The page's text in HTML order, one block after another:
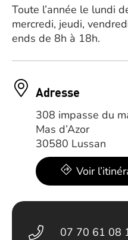
Toute l’année le lundi
mercredi, jeudi,
ends de 8h à 18h.
Adresse
308 impasse du
Mas d’Azor
30580 Lussan
Voir
07 70 61 08